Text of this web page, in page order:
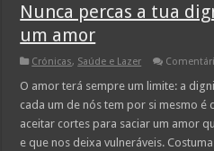
Nunca percas a tua
um amor
Crónicas, Saúde e Lazer
O amor terá sempre um limite: a
cada um de nós tem por si mesmo é
aceitar cortes para saciar um amor
e que nos deixa vulneráveis.